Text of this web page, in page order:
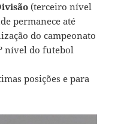
(terceiro nível
permanece até
do campeonato
nível do futebol
posições e para